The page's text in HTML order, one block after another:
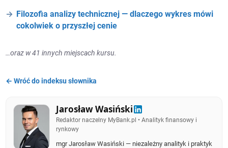
Filozofia analizy technicznej — dlaczego wykres mówi
cokolwiek o przyszłej cenie
…oraz w 41 innych miejscach kursu.
← Wróć do indeksu słownika
Jarosław Wasiński
Redaktor naczelny MyBank.pl • Analityk finansowy i
rynkowy
mgr Jarosław Wasiński — niezależny analityk i praktyk